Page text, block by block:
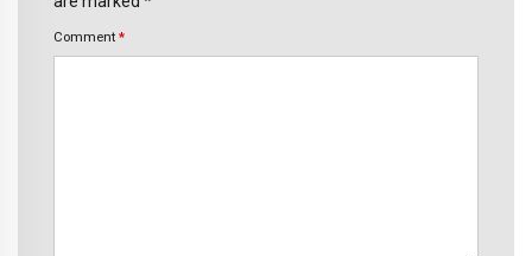
Comment *